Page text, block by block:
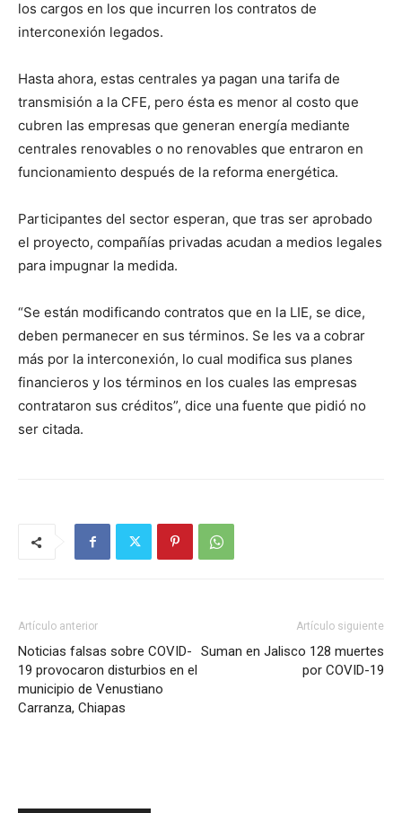
los cargos en los que incurren los contratos de
interconexión legados.
Hasta ahora, estas centrales ya pagan una tarifa de
transmisión a la CFE, pero ésta es menor al costo que
cubren las empresas que generan energía mediante
centrales renovables o no renovables que entraron en
funcionamiento después de la reforma energética.
Participantes del sector esperan, que tras ser aprobado
el proyecto, compañías privadas acudan a medios legales
para impugnar la medida.
“Se están modificando contratos que en la LIE, se dice,
deben permanecer en sus términos. Se les va a cobrar
más por la interconexión, lo cual modifica sus planes
financieros y los términos en los cuales las empresas
contrataron sus créditos”, dice una fuente que pidió no
ser citada.
Artículo anterior
Noticias falsas sobre COVID-
19 provocaron disturbios en el
municipio de Venustiano
Carranza, Chiapas
Artículo siguiente
Suman en Jalisco 128 muertes
por COVID-19